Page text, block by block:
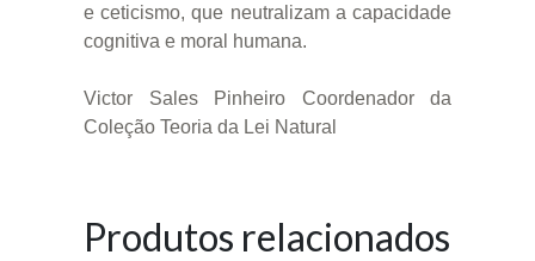
e ceticismo, que neutralizam a capacidade
cognitiva e moral humana.
Victor Sales Pinheiro Coordenador da
Coleção Teoria da Lei Natural
Produtos relacionados